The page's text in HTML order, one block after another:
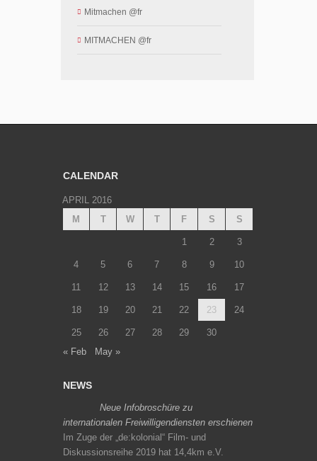
Mitmachen @fr
MITMACHEN @fr
CALENDAR
APRIL 2016
M
T W T F S S
1 2 3
4 5 6 7 8 9 10
11 12 13 14 15 16 17
18 19 20 21 22 23 24
25 26 27 28 29
30
« Feb
May »
NEWS
Neue Infobroschüre zu
internationalen Freiwilligendiensten erschienen
Im Zuge der „de:kolonial“ Film- und
Diskussionsreihe 2019 hat 14,4km e.V.